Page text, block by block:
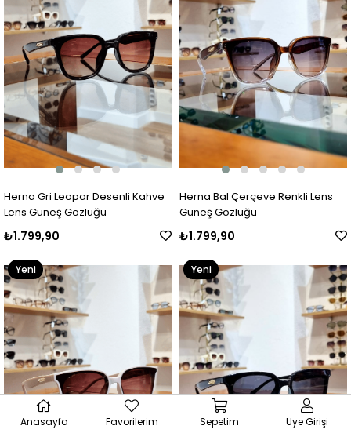
Herna Gri Leopar Desenli Kahve
Lens Güneş Gözlüğü
₺1.799,90
Herna Bal Çerçeve Renkli Lens
Güneş Gözlüğü
₺1.799,90
Yeni
Ürün
Yeni
Ürün
Anasayfa Favorilerim Sepetim Üye Girişi